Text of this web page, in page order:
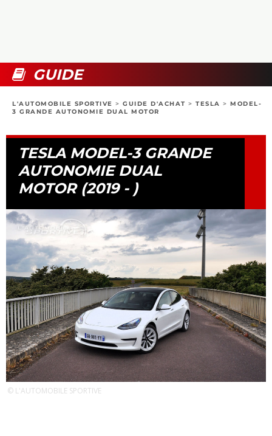
BOUTIQUE
GUIDE
L'AUTOMOBILE SPORTIVE > GUIDE D'ACHAT > TESLA > MODEL-
3 GRANDE AUTONOMIE DUAL MOTOR
TESLA MODEL-3 GRANDE
AUTONOMIE DUAL
MOTOR (2019 - )
© L'AUTOMOBILE SPORTIVE